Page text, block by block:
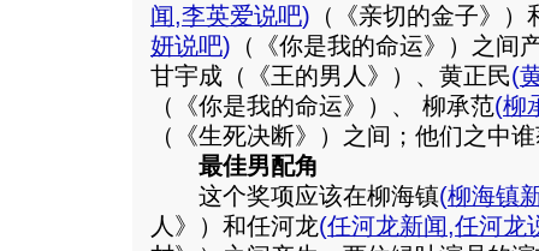
闻,李英爱说吧) （《亲切的金子》）
妍说吧) （《你是我的命运》）之间
甘宇成（《王的男人》）、黄正民(
（《你是我的命运》）、 柳承范(柳
（《生死决断》）之间；他们之中
最佳男配角
这个奖项应该在柳海镇(柳海镇
人》）和任河龙(任河龙新闻,任河龙